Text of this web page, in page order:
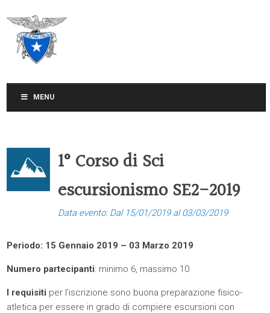
MENU
1° Corso di Sci
escursionismo SE2-2019
Data evento: Dal 15/01/2019 al 03/03/2019
Periodo: 15 Gennaio 2019 – 03 Marzo 2019
Numero partecipanti: minimo 6, massimo 10
I requisiti per l’iscrizione sono buona preparazione fisico-
atletica per essere in grado di compiere escursioni con